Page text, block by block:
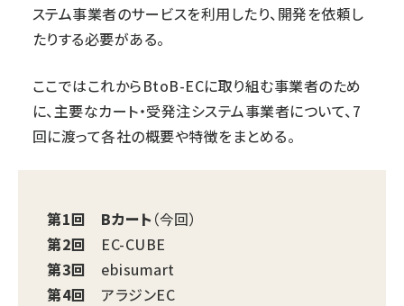
ステム事業者のサービスを利用したり、開発を依頼し
たりする必要がある。
ここではこれからBtoB-ECに取り組む事業者のため
に、主要なカート・受発注システム事業者について、7
回に渡って各社の概要や特徴をまとめる。
第1回 Bカート（今回）
第2回 EC-CUBE
第3回 ebisumart
第4回 アラジンEC